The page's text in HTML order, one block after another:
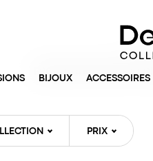
BIJOUX ACCESSOIRES
PRIX